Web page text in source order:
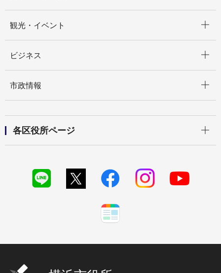
観光・イベント
ビジネス
市政情報
各区役所ページ